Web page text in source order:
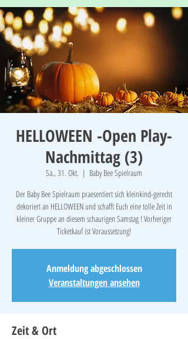
HELLOWEEN -Open Play-
Nachmittag (3)
Sa., 31. Okt.
  |
Baby Bee Spielraum
Der Baby Bee Spielraum praesentiert sich kleinkind-gerecht
dekoriert an HELLOWEEN und schafft Euch eine tolle Zeit in
kleiner Gruppe an diesem schaurigen Samstag ! Vorheriger
Ticketkauf ist Voraussetzung!
Anmeldung abgeschlossen
Veranstaltungen ansehen
Zeit & Ort